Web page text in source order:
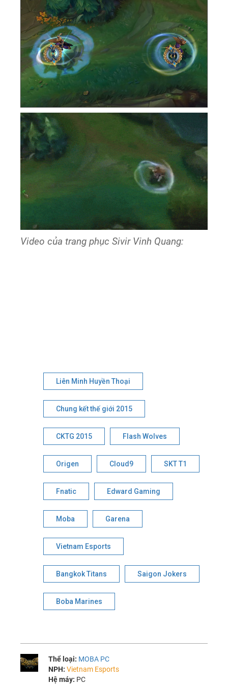
Video của trang phục Sivir Vinh Quang:
Liên Minh Huyền Thoại
Chung kết thế giới 2015
CKTG 2015 Flash Wolves
Origen Cloud9 SKT T1
Fnatic Edward Gaming
Moba Garena
Vietnam Esports
Bangkok Titans Saigon Jokers
Boba Marines
Thể loại: MOBA PC
NPH:Vietnam Esports
Hệ máy: PC